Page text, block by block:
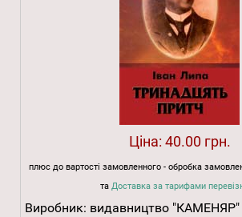
Ціна: 40.00 грн.
плюс до вартості замовленного - обробка
та Доставка за тарифами
Виробник: видавництво "КАМЕНЯР"